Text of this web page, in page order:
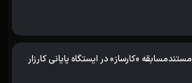
مستندمسابقه «کارساز» در ایستگاه پایانی کارزار